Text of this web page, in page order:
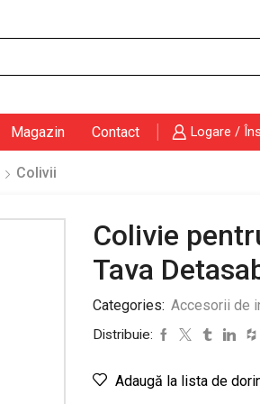
Magazin Contact Logare /
Colivii
Colivie
Tava
Categories: Accesorii de
Distribuie:
Adaugă la lista de